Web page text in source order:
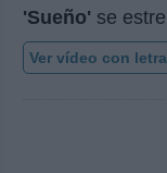
'Sueño' se
Ver vídeo con letra